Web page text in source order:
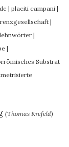
| placiti campani |
|
|
|
Substrat
(Thomas Krefeld)